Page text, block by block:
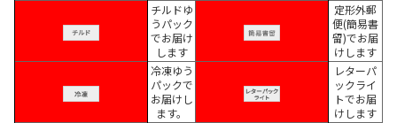
チルドゆ
うパック
でお届け
します
定形外郵
便(簡易書
留)でお届
けします
冷凍ゆう
パックで
お届けし
ます。
レターパ
ックライ
トでお届
けします